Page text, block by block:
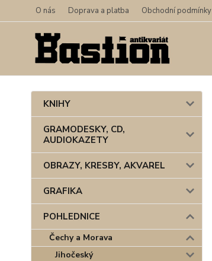
O nás Doprava a platba Obchodní podmínky
KNIHY
GRAMODESKY, CD,
AUDIOKAZETY
OBRAZY, KRESBY, AKVAREL
GRAFIKA
POHLEDNICE
Čechy a Morava
Jihočeský